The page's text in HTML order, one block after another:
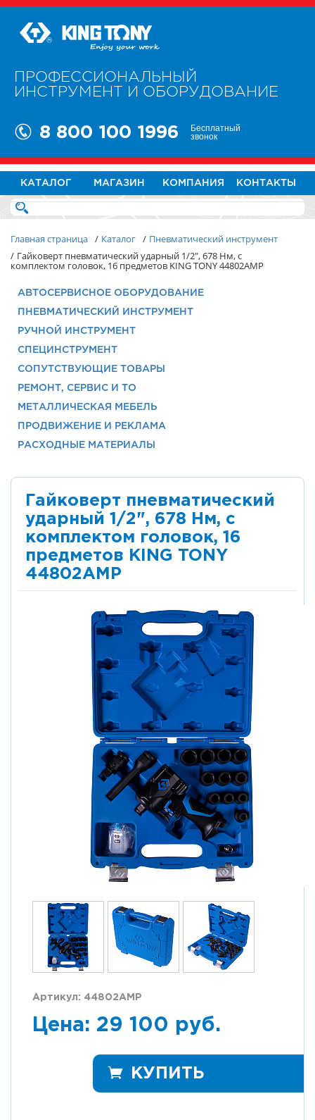
ПРОФЕССИОНАЛЬНЫЙ
ИНСТРУМЕНТ И ОБОРУДОВАНИЕ
8 800 100 1996 Бесплатный
звонок
КАТАЛОГ МАГАЗИН КОМПАНИЯ КОНТАКТЫ
Главная страница / Каталог / Пневматический инструмент
/ Гайковерт пневматический ударный 1/2", 678 Нм, с
комплектом головок, 16 предметов KING TONY 44802AMP
АВТОСЕРВИСНОЕ ОБОРУДОВАНИЕ
ПНЕВМАТИЧЕСКИЙ ИНСТРУМЕНТ
РУЧНОЙ ИНСТРУМЕНТ
СПЕЦИНСТРУМЕНТ
СОПУТСТВУЮЩИЕ ТОВАРЫ
РЕМОНТ, СЕРВИС И ТО
МЕТАЛЛИЧЕСКАЯ МЕБЕЛЬ
ПРОДВИЖЕНИЕ И РЕКЛАМА
РАСХОДНЫЕ МАТЕРИАЛЫ
Гайковерт пневматический
ударный 1/2", 678 Нм, с
комплектом головок, 16
предметов KING TONY
44802AMP
Артикул: 44802AMP
Цена: 29 100 руб.
КУПИТЬ